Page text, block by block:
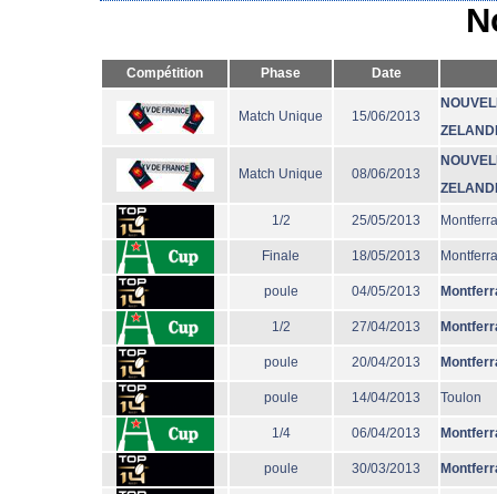
Compétition Phase Date
Match Unique 15/06/2013
Match Unique 08/06/2013
1/2 25/05/2013
Finale 18/05/2013
poule 04/05/2013
1/2 27/04/2013
poule 20/04/2013
poule 14/04/2013 Toulon
1/4 06/04/2013
poule 30/03/2013